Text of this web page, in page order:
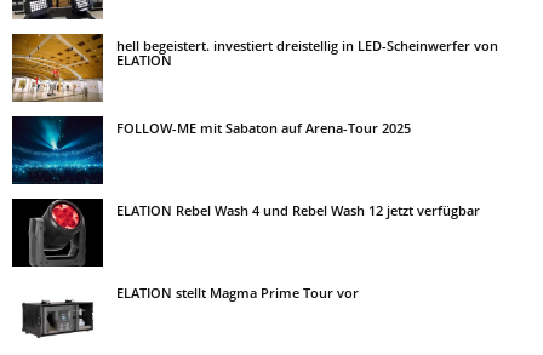
hell begeistert. investiert dreistellig in LED-Scheinwerfer von
ELATION
FOLLOW-ME mit Sabaton auf Arena-Tour 2025
ELATION Rebel Wash 4 und Rebel Wash 12 jetzt verfügbar
ELATION stellt Magma Prime Tour vor